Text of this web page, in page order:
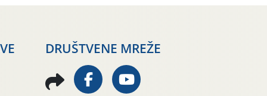
DRUŠTVENE MREŽE